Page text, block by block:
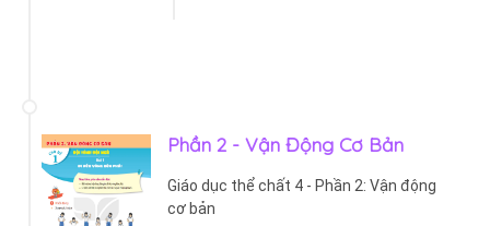
Phần 2 - Vận Động Cơ Bản
Giáo dục thể chất 4 - Phần 2: Vận động
cơ bản